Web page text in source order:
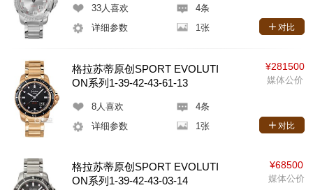
33人喜欢
4条
详细参数
1张 对比
格拉苏蒂原创SPORT EVOLUTI
ON系列1-39-42-43-61-13
8人喜欢
4条
详细参数
1张
¥281500
媒体公价
对比
格拉苏蒂原创SPORT EVOLUTI
ON系列1-39-42-43-03-14
¥68500
媒体公价